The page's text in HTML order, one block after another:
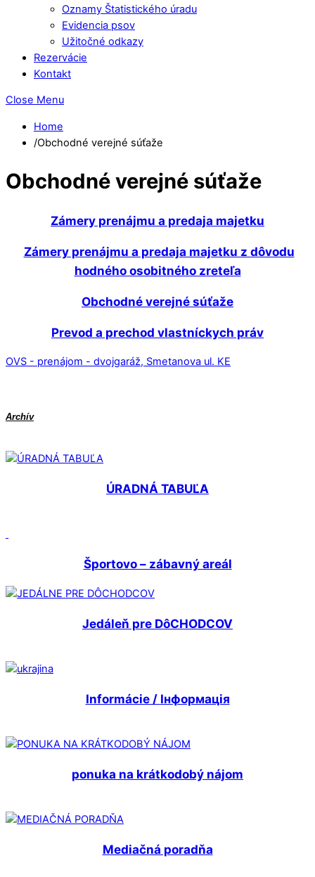
Oznamy Štatistického úradu
Evidencia psov
Užitočné odkazy
Rezervácie
Kontakt
Close Menu
Home
/Obchodné verejné súťaže
Obchodné verejné súťaže
Zámery prenájmu a predaja majetku
Zámery prenájmu a predaja majetku z dôvodu
hodného osobitného zreteľa
Obchodné verejné súťaže
Prevod a prechod vlastníckych práv
OVS - prenájom - dvojgaráž, Smetanova ul. KE
Archív
ÚRADNÁ TABUĽA
Športovo – zábavný areál
Jedáleň pre DôCHODCOV
Informácie / Інформація
ponuka na krátkodobý nájom
Mediačná poradňa